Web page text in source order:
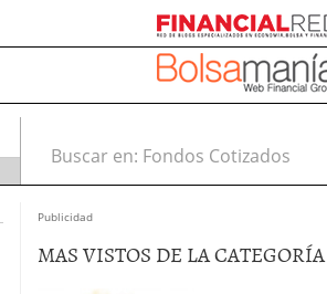
Buscar en:
Publicidad
MAS VISTOS DE LA CATEGORÍA